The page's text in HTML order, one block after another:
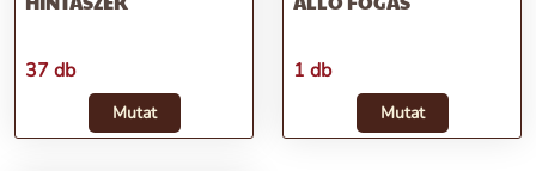
37 db
Mutat
1 db
Mutat